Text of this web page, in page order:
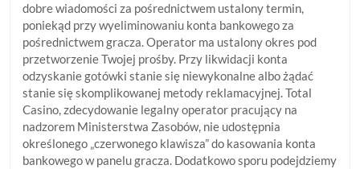
dobre wiadomości za pośrednictwem ustalony termin,
poniekąd przy wyeliminowaniu konta bankowego za
pośrednictwem gracza. Operator ma ustalony okres pod
przetworzenie Twojej prośby. Przy likwidacji konta
odzyskanie gotówki stanie się niewykonalne albo żądać
stanie się skomplikowanej metody reklamacyjnej. Total
Casino, zdecydowanie legalny operator pracujący na
nadzorem Ministerstwa Zasobów, nie udostępnia
określonego „czerwonego klawisza” do kasowania konta
bankowego w panelu gracza. Dodatkowo sporu podejdziemy